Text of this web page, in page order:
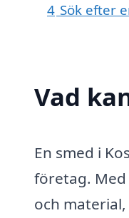
4 Sök efter
Vad
En smed i
företag.
och